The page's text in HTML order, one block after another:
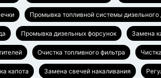
Промывка топливной системы дизельного
Промывка дизельных форсунок Замена
Очистка топливного фильтра
капота Замена свечей накаливания